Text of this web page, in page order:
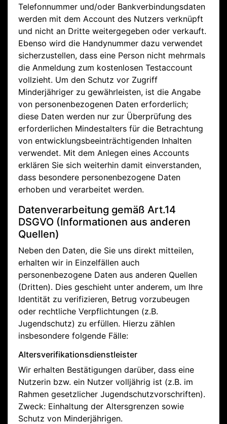
Telefonnummer und/oder Bankverbindungsdaten
werden mit dem Account des Nutzers verknüpft
und nicht an Dritte weitergegeben oder verkauft.
Ebenso wird die Handynummer dazu verwendet
sicherzustellen, dass eine Person nicht mehrmals
die Anmeldung zum kostenlosen Testaccount
vollzieht. Um den Schutz vor Zugriff
Minderjähriger zu gewährleisten, ist die Angabe
von personenbezogenen Daten erforderlich;
diese Daten werden nur zur Überprüfung des
erforderlichen Mindestalters für die Betrachtung
von entwicklungsbeeinträchtigenden Inhalten
verwendet. Mit dem Anlegen eines Accounts
erklären Sie sich weiterhin damit einverstanden,
dass besondere personenbezogene Daten
erhoben und verarbeitet werden.
Datenverarbeitung gemäß Art.14
DSGVO (Informationen aus anderen
Quellen)
Neben den Daten, die Sie uns direkt mitteilen,
erhalten wir in Einzelfällen auch
personenbezogene Daten aus anderen Quellen
(Dritten). Dies geschieht unter anderem, um Ihre
Identität zu verifizieren, Betrug vorzubeugen
oder rechtliche Verpflichtungen (z.B.
Jugendschutz) zu erfüllen. Hierzu zählen
insbesondere folgende Fälle:
Altersverifikationsdienstleister
Wir erhalten Bestätigungen darüber, dass eine
Nutzerin bzw. ein Nutzer volljährig ist (z.B. im
Rahmen gesetzlicher Jugendschutzvorschriften).
Zweck: Einhaltung der Altersgrenzen sowie
Schutz von Minderjährigen.